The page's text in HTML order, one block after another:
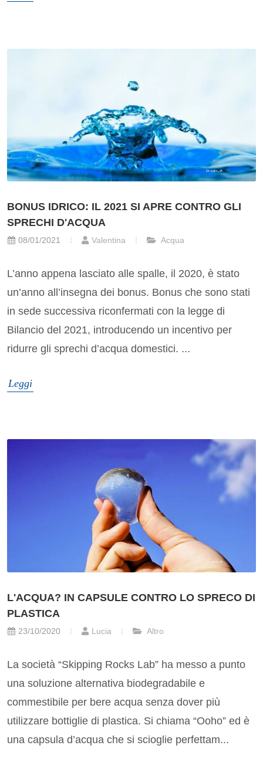
BONUS IDRICO: IL 2021 SI APRE CONTRO GLI
SPRECHI D'ACQUA
08/01/2021 Valentina Acqua
L’anno appena lasciato alle spalle, il 2020, è stato
un’anno all’insegna dei bonus. Bonus che sono stati
in sede successiva riconfermati con la legge di
Bilancio del 2021, introducendo un incentivo per
ridurre gli sprechi d’acqua domestici. ...
Leggi
L'ACQUA? IN CAPSULE CONTRO LO SPRECO DI
PLASTICA
23/10/2020 Lucia Altro
La società “Skipping Rocks Lab” ha messo a punto
una soluzione alternativa biodegradabile e
commestibile per bere acqua senza dover più
utilizzare bottiglie di plastica. Si chiama “Ooho” ed è
una capsula d’acqua che si scioglie perfettam...